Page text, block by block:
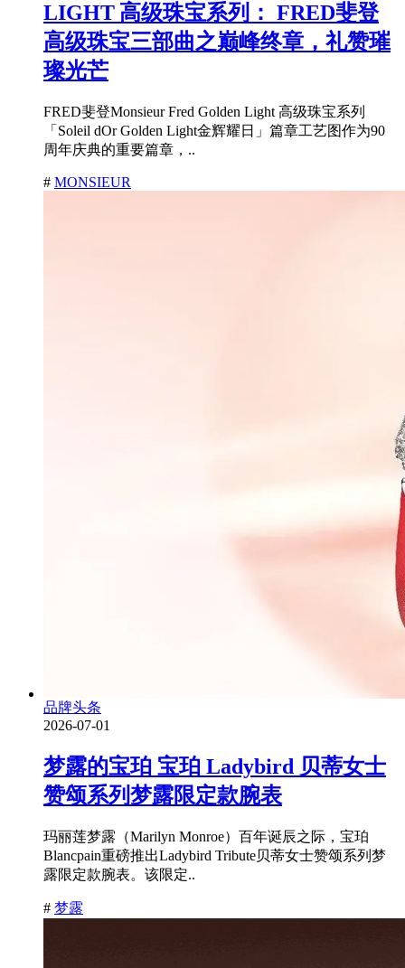
LIGHT 高级珠宝系列： FRED斐登
高级珠宝三部曲之巅峰终章，礼赞璀
璨光芒
FRED斐登Monsieur Fred Golden Light 高级珠宝系列
「Soleil dOr Golden Light金辉耀日」篇章工艺图作为90
周年庆典的重要篇章，..
# MONSIEUR
品牌头条
2026-07-01
梦露的宝珀 宝珀 Ladybird 贝蒂女士
赞颂系列梦露限定款腕表
玛丽莲梦露（Marilyn Monroe）百年诞辰之际，宝珀
Blancpain重磅推出Ladybird Tribute贝蒂女士赞颂系列梦
露限定款腕表。该限定..
# 梦露